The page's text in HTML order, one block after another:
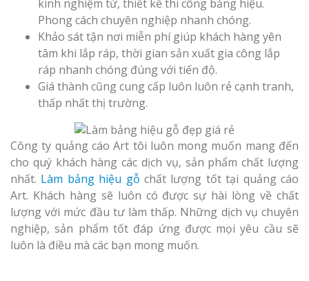
kinh nghiệm từ, thiết kế thi công bảng hiệu.
Phong cách chuyên nghiệp nhanh chóng.
Khảo sát tận nơi miễn phí giúp khách hàng yên
tâm khi lắp ráp, thời gian sản xuất gia công lắp
ráp nhanh chóng đúng với tiến độ.
Giá thành cũng cung cấp luôn luôn rẻ cạnh tranh,
thấp nhất thị trường.
Công ty quảng cáo Art tôi luôn mong muốn mang đến
cho quý khách hàng các dịch vụ, sản phẩm chất lượng
nhất. Làm bảng hiệu gỗ chất lượng tốt tại quảng cáo
Art. Khách hàng sẽ luôn có được sự hài lòng về chất
lượng với mức đầu tư làm thấp. Những dịch vụ chuyên
nghiệp, sản phẩm tốt đáp ứng được mọi yêu cầu sẽ
luôn là điều mà các bạn mong muốn.